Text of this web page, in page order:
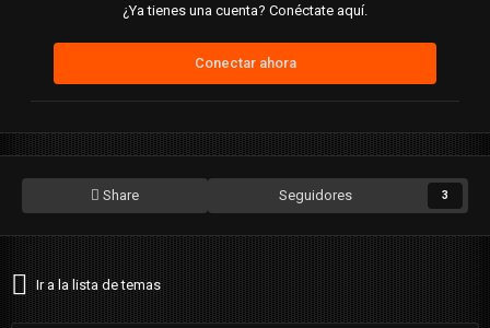
¿Ya tienes una cuenta? Conéctate aquí.
Conectar ahora
Share Seguidores 3
Ir a la lista de temas